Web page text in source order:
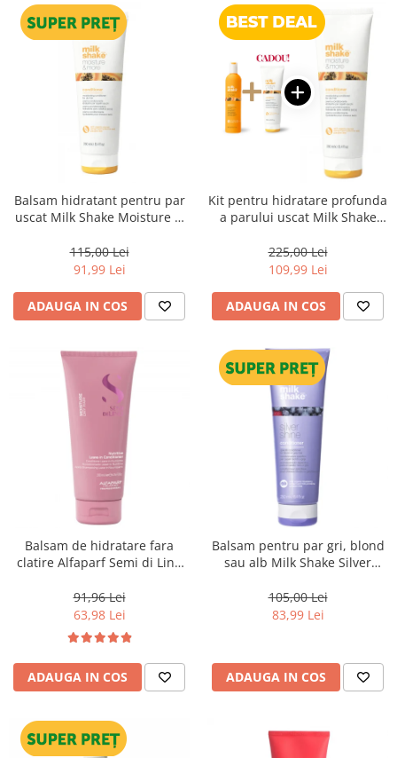
Balsam hidratant pentru par
uscat Milk Shake Moisture &
115,00 Lei
91,99 Lei
ADAUGA IN COS
Kit pentru hidratare profunda
a parului uscat Milk Shake
225,00 Lei
109,99 Lei
ADAUGA IN COS
Balsam de hidratare fara
clatire Alfaparf Semi di Lino
Conditioner, 200 ml
91,96 Lei
63,98 Lei
ADAUGA IN COS
Balsam pentru par gri, blond
sau alb Milk Shake Silver
105,00 Lei
83,99 Lei
ADAUGA IN COS